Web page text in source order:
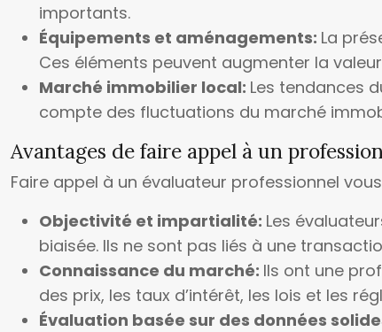
importants.
Équipements et aménagements: La
Ces éléments peuvent augmenter la
Marché immobilier local: Les tendances
compte des fluctuations du marché
Avantages de faire appel à un
Faire appel à un évaluateur professionnel
Objectivité et impartialité: Les
biaisée. Ils ne sont pas liés à une
Connaissance du marché: Ils ont une
des prix, les taux d’intérêt, les lois et les
Évaluation basée sur des données